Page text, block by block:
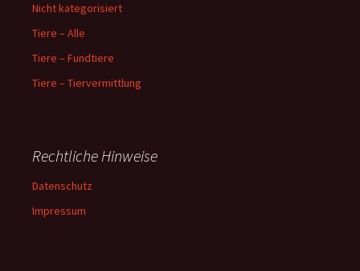
Nicht kategorisiert
Tiere – Alle
Tiere – Fundtiere
Tiere – Tiervermittlung
Rechtliche Hinweise
Datenschutz
Impressum